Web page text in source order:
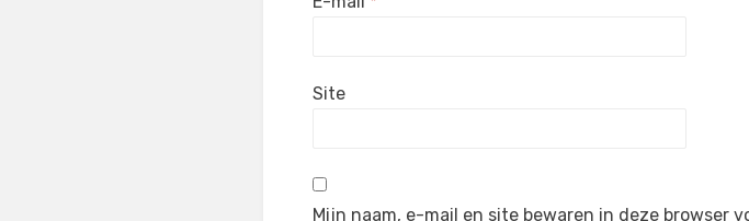
Site
Mijn naam, e-mail en site bewaren in deze browser